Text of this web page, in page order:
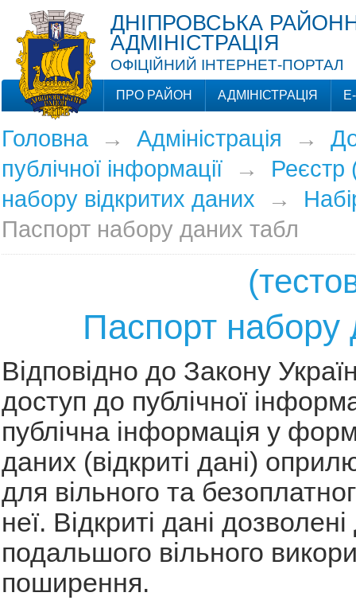
ДНІПРОВСЬКА
АДМІНІСТРАЦІЯ
ОФІЦІЙНИЙ ІНТЕРНЕТ-ПОРТАЛ
ПРО РАЙОН АДМІНІСТРАЦІЯ
Головна→ Адміністрація →
публічної інформації→ Реєстр
набору відкритих даних →
Паспорт набору даних табл
Паспорт набору
Відповідно до Закону
доступ до публічної
публічна інформація у
даних (відкриті дані)
для вільного та
неї. Відкриті дані дозволені
подальшого вільного
поширення.